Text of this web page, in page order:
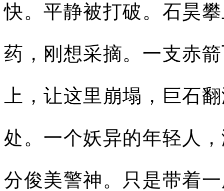
快。平静被打破。石昊
药，刚想采摘。一支赤
上，让这里崩塌，巨石
处。一个妖异的年轻人
分俊美警神。只是带着